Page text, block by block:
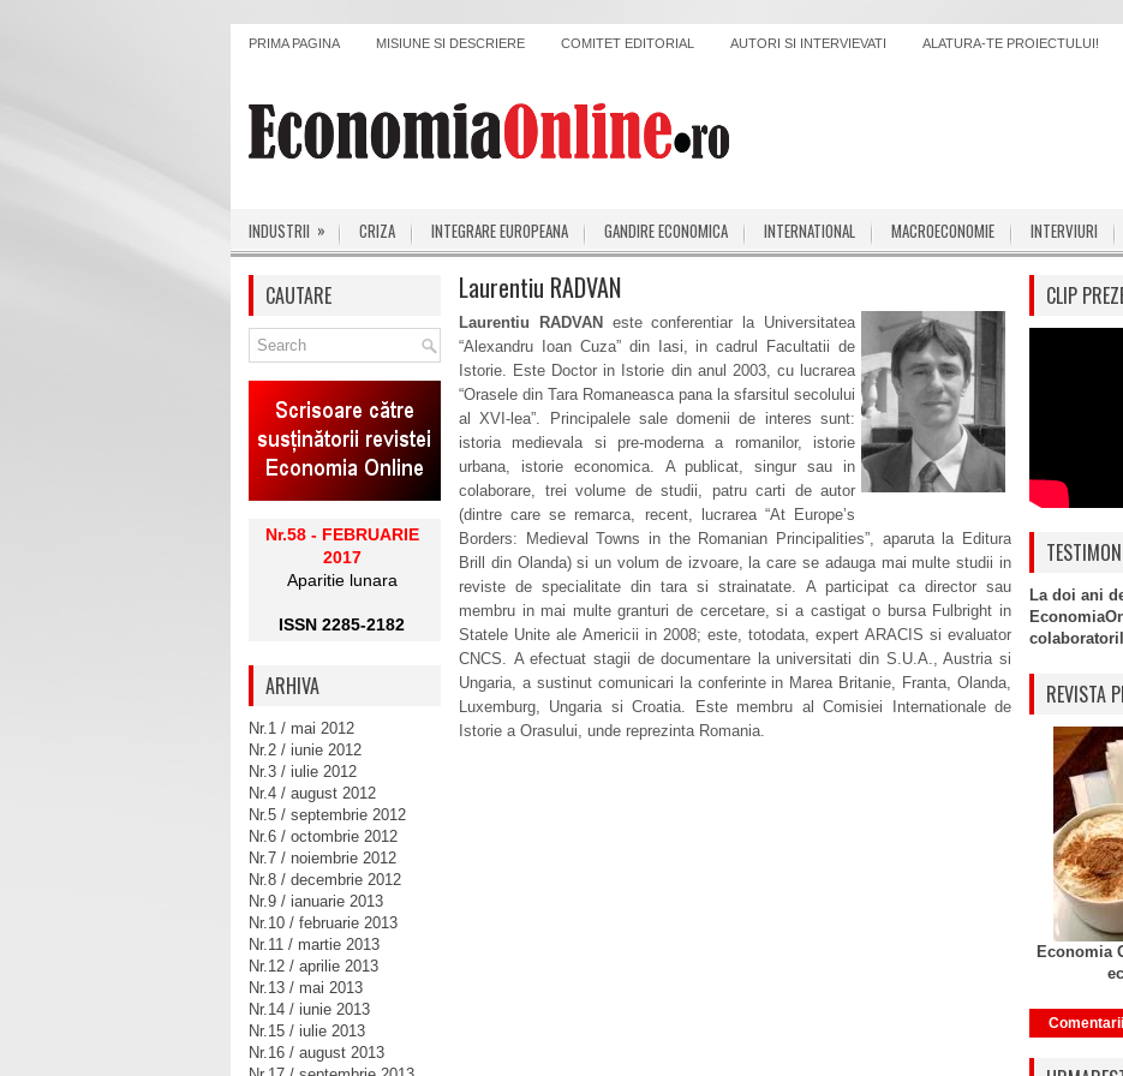
PRIMA PAGINA MISIUNE SI DESCRIERE COMITET EDITORIAL AUTORI SI INTERVIEVATI ALATURA-TE PROIECTULUI!
INDUSTRII » CRIZA INTEGRARE EUROPEANA GANDIRE ECONOMICA INTERNATIONAL MACROECONOMIE INTERVIURI
Laurentiu RADVAN
Laurentiu RADVAN
este conferentiar la Universitatea
“Alexandru Ioan Cuza” din Iasi, in cadrul Facultatii de
Istorie. Este Doctor in Istorie din anul 2003, cu lucrarea
“Orasele din Tara Romaneasca pana la sfarsitul secolului
al XVI-lea”. Principalele sale domenii de interes sunt:
istoria medievala si pre-moderna a romanilor, istorie
urbana, istorie economica. A publicat, singur sau in
colaborare, trei volume de studii, patru carti de autor
(dintre care se remarca, recent, lucrarea “At Europe’s
Borders: Medieval Towns in the Romanian Principalities”, aparuta la Editura
Brill din Olanda) si un volum de izvoare, la care se adauga mai multe studii in
reviste de specialitate din tara si strainatate. A participat ca director sau
membru in mai multe granturi de cercetare, si a castigat o bursa Fulbright in
Statele Unite ale Americii in 2008; este, totodata, expert ARACIS si evaluator
CNCS. A efectuat stagii de documentare la universitati din S.U.A., Austria si
Ungaria, a sustinut comunicari la conferinte in Marea Britanie, Franta, Olanda,
Luxemburg, Ungaria si Croatia. Este membru al Comisiei Internationale de
Istorie a Orasului, unde reprezinta Romania.
CAUTARE
Nr.58 - FEBRUARIE
2017
Aparitie lunara
ISSN 2285-2182
ARHIVA
Nr.1 / mai 2012
Nr.2 / iunie 2012
Nr.3 / iulie 2012
Nr.4 / august 2012
Nr.5 / septembrie 2012
Nr.6 / octombrie 2012
Nr.7 / noiembrie 2012
Nr.8 / decembrie 2012
Nr.9 / ianuarie 2013
Nr.10 / februarie 2013
Nr.11 / martie 2013
Nr.12 / aprilie 2013
Nr.13 / mai 2013
Nr.14 / iunie 2013
Nr.15 / iulie 2013
Nr.16 / august 2013
CLIP
La doi ani
REVISTA
Economia
Comentarii